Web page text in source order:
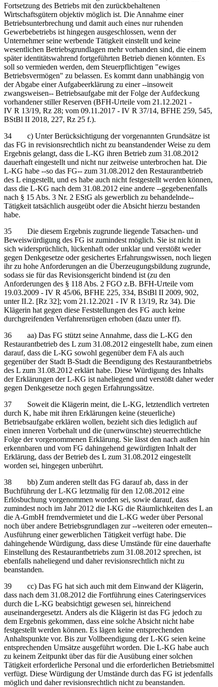
Fortsetzung des Betriebs mit den zurückbehaltenen
Wirtschaftsgütern objektiv möglich ist. Die Annahme einer
Betriebsunterbrechung und damit auch eines nur ruhenden
Gewerbebetriebs ist hingegen ausgeschlossen, wenn der
Unternehmer seine werbende Tätigkeit einstellt und keine
wesentlichen Betriebsgrundlagen mehr vorhanden sind, die einem
später identitätswahrend fortgeführten Betrieb dienen könnten. Es
soll so vermieden werden, dem Steuerpflichtigen "ewiges
Betriebsvermögen" zu belassen. Es kommt dann unabhängig von
der Abgabe einer Aufgabeerklärung zu einer ‑‑insoweit
zwangsweisen‑‑ Betriebsaufgabe mit der Folge der Aufdeckung
vorhandener stiller Reserven (BFH-Urteile vom 21.12.2021 -
IV R 13/19, Rz 28; vom 09.11.2017 - IV R 37/14, BFHE 259, 545,
BStBl II 2018, 227, Rz 25 f.).
34 c) Unter Berücksichtigung der vorgenannten Grundsätze ist
das FG in revisionsrechtlich nicht zu beanstandender Weise zu dem
Ergebnis gelangt, dass die L-KG ihren Betrieb zum 31.08.2012
dauerhaft eingestellt und nicht nur zeitweise unterbrochen hat. Die
L-KG habe ‑‑so das FG‑‑ zum 31.08.2012 den Restaurantbetrieb
des L eingestellt, und es habe auch nicht festgestellt werden können,
dass die L-KG nach dem 31.08.2012 eine andere ‑‑gegebenenfalls
nach § 15 Abs. 3 Nr. 2 EStG als gewerblich zu behandelnde‑‑
Tätigkeit tatsächlich ausgeübt oder die Absicht hierzu bestanden
habe.
35 Die diesem Ergebnis zugrunde liegende Tatsachen- und
Beweiswürdigung des FG ist zumindest möglich. Sie ist nicht in
sich widersprüchlich, lückenhaft oder unklar und verstößt weder
gegen Denkgesetze oder gesichertes Erfahrungswissen, noch liegen
ihr zu hohe Anforderungen an die Überzeugungsbildung zugrunde,
sodass sie für das Revisionsgericht bindend ist (zu den
Anforderungen des § 118 Abs. 2 FGO z.B. BFH-Urteile vom
19.03.2009 - IV R 45/06, BFHE 225, 334, BStBl II 2009, 902,
unter II.2. [Rz 32]; vom 21.12.2021 - IV R 13/19, Rz 34). Die
Klägerin hat gegen diese Feststellungen des FG auch keine
durchgreifenden Verfahrensrügen erhoben (dazu unter ff).
36 aa) Das FG stützt seine Annahme, dass die L-KG den
Restaurantbetrieb des L zum 31.08.2012 eingestellt habe, zum einen
darauf, dass die L-KG sowohl gegenüber dem FA als auch
gegenüber der Stadt B-Stadt die Beendigung des Restaurantbetriebs
des L zum 31.08.2012 erklärt habe. Diese Würdigung des Inhalts
der Erklärungen der L-KG ist naheliegend und verstößt daher weder
gegen Denkgesetze noch gegen Erfahrungssätze.
37 Soweit die Klägerin meint, die L-KG, letztendlich vertreten
durch K, habe mit ihren Erklärungen keine (steuerliche)
Betriebsaufgabe erklären wollen, bezieht sich dies lediglich auf
einen inneren Vorbehalt und die (unerwünschte) steuerrechtliche
Folge der vorgenommenen Erklärung. Sie lässt den nach außen hin
erkennbaren und vom FG dahingehend gewürdigten Inhalt der
Erklärung, dass der Betrieb des L zum 31.08.2012 eingestellt
worden sei, hingegen unberührt.
38 bb) Zum anderen stellt das FG darauf ab, dass in der
Buchführung der L-KG letztmalig für den 12.08.2012 eine
Erlösbuchung vorgenommen worden sei, sowie darauf, dass
zumindest noch im Jahr 2012 die I-KG die Räumlichkeiten des L an
die A-GmbH fremdvermietet und die L-KG weder über Personal
noch über andere Betriebsgrundlagen zur ‑‑weiteren oder erneuten‑‑
Ausführung einer gewerblichen Tätigkeit verfügt habe. Die
dahingehende Würdigung, dass diese Umstände für eine dauerhafte
Einstellung des Restaurantbetriebs zum 31.08.2012 sprechen, ist
ebenfalls naheliegend und daher revisionsrechtlich nicht zu
beanstanden.
39 cc) Das FG hat sich auch mit dem Einwand der Klägerin,
dass nach dem 31.08.2012 die Fortführung eines Cateringservices
durch die L-KG beabsichtigt gewesen sei, hinreichend
auseinandergesetzt. Anders als die Klägerin ist das FG jedoch zu
dem Ergebnis gekommen, dass eine solche Absicht nicht habe
festgestellt werden können. Es lägen keine entsprechenden
Anhaltspunkte vor. Bis zur Vollbeendigung der L-KG seien keine
entsprechenden Umsätze ausgeführt worden. Die L-KG habe auch
zu keinem Zeitpunkt über das für die Ausübung einer solchen
Tätigkeit erforderliche Personal und die erforderlichen Betriebsmittel
verfügt. Diese Würdigung der Umstände durch das FG ist jedenfalls
möglich und daher revisionsrechtlich nicht zu beanstanden.